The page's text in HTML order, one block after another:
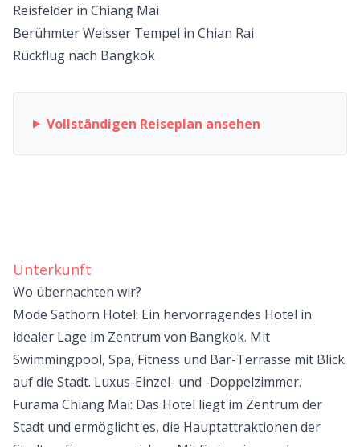
Reisfelder in Chiang Mai
Berühmter Weisser Tempel in Chian Rai
Rückflug nach Bangkok
Vollständigen Reiseplan ansehen
Unterkunft
Wo übernachten wir?
Mode Sathorn Hotel: Ein hervorragendes Hotel in
idealer Lage im Zentrum von Bangkok. Mit
Swimmingpool, Spa, Fitness und Bar-Terrasse mit Blick
auf die Stadt. Luxus-Einzel- und -Doppelzimmer.
Furama Chiang Mai: Das Hotel liegt im Zentrum der
Stadt und ermöglicht es, die Hauptattraktionen der